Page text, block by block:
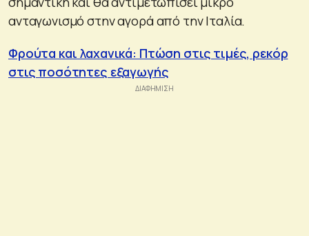
ανταγωνισμό στην αγορά από την Ιταλία.
Φρούτα και λαχανικά: Πτώση στις τιμές, ρεκόρ
στις ποσότητες εξαγωγής